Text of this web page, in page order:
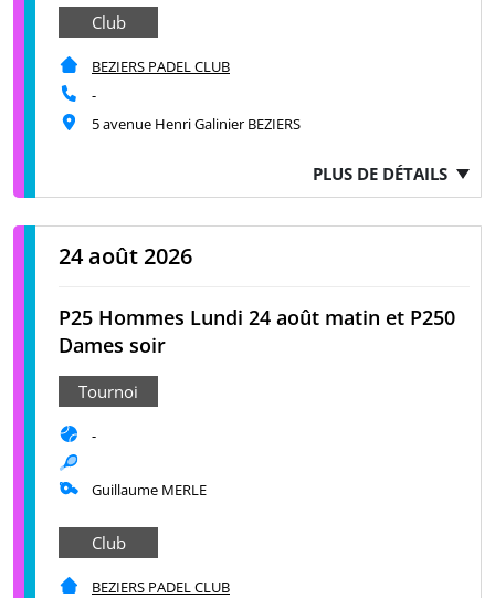
Club
BEZIERS PADEL CLUB
-
5 avenue Henri Galinier BEZIERS
PLUS DE DÉTAILS
24 août 2026
P25 Hommes Lundi 24 août matin et P250
Dames soir
Tournoi
-
Guillaume MERLE
Club
BEZIERS PADEL CLUB